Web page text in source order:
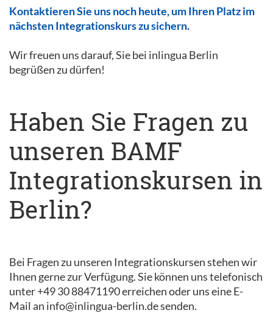
Kontaktieren Sie uns noch heute, um Ihren Platz im
nächsten Integrationskurs zu sichern.
Wir freuen uns darauf, Sie bei inlingua Berlin
begrüßen zu dürfen!
Haben Sie Fragen zu
unseren BAMF
Integrationskursen in
Berlin?
Bei Fragen zu unseren Integrationskursen stehen wir
Ihnen gerne zur Verfügung. Sie können uns telefonisch
unter +49 30 88471190 erreichen oder uns eine E-
Mail an info@inlingua-berlin.de senden.